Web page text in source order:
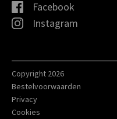
Facebook
Instagram
Copyright 2026
Bestelvoorwaarden
Privacy
Cookies